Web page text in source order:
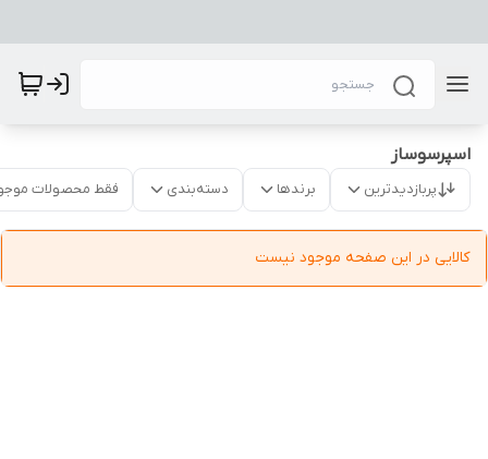
اسپرسوساز
پربازدیدترین برندها دسته‌بندی فقط محصولات
کالایی در این صفحه موجود نیست